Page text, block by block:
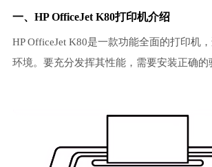
一、HP OfficeJet K80打印机介绍
HP OfficeJet K80是一款功能全面的打印机
环境。要充分发挥其性能，需要安装正确的